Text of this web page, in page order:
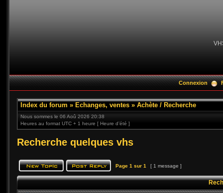
Connexion
Index du forum » Echanges, ventes » Achète / Recherche
Nous sommes le 06 Aoû 2026 20:38
Heures au format UTC + 1 heure [ Heure d’été ]
Recherche quelques vhs
Page 1 sur 1 [ 1 message ]